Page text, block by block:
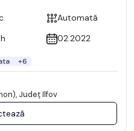
Automată
02.2022
+6
Județ Ilfov